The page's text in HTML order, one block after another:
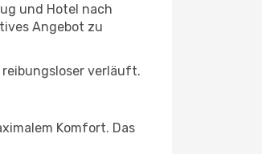
und Hotel nach
Angebot zu
verläuft.
Komfort. Das